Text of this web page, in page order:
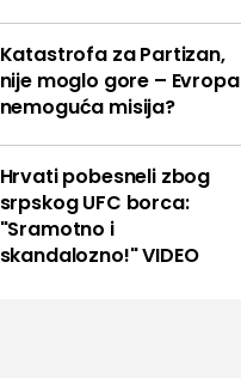
Katastrofa za Partizan,
nije moglo gore – Evropa
nemoguća misija?
Hrvati pobesneli zbog
srpskog UFC borca:
"Sramotno i
skandalozno!" VIDEO